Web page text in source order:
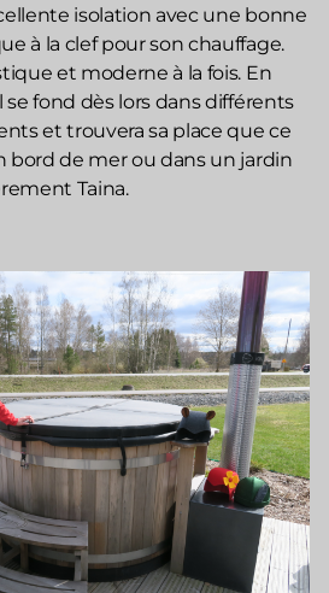
isolation avec une bonne
à la clef pour son chauffage.
et moderne à la fois. En
fond dès lors dans différents
et trouvera sa place que ce
bord de mer ou dans un jardin
Taina.